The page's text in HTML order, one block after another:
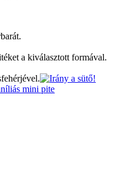
a kiválasztott formával.